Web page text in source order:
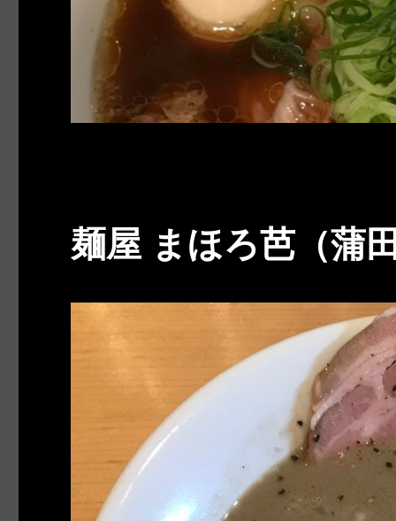
麺屋 まほろ芭（蒲